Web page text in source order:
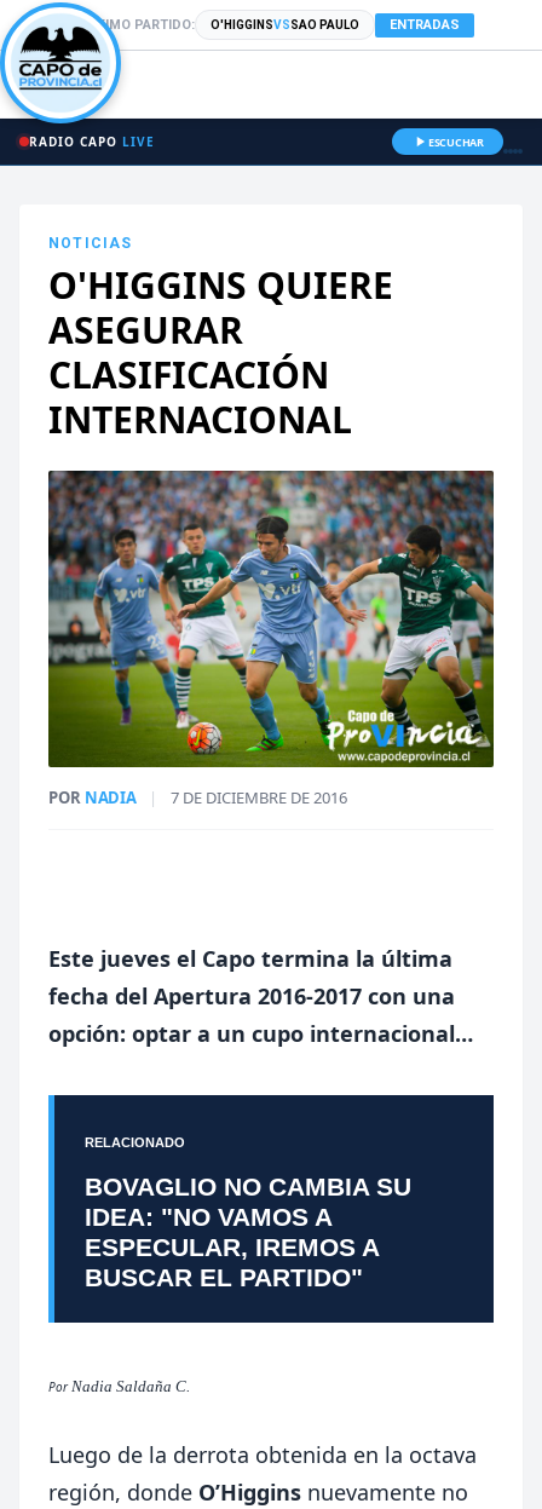
PRÓXIMO PARTIDO: O'HIGGINSVSSAO PAULO ENTRADAS
RADIO CAPO LIVE ESCUCHAR
NOTICIAS
O'HIGGINS QUIERE
ASEGURAR
CLASIFICACIÓN
INTERNACIONAL
POR NADIA | 7 DE DICIEMBRE DE 2016
Este jueves el Capo termina la última
fecha del Apertura 2016-2017 con una
opción: optar a un cupo internacional…
RELACIONADO
BOVAGLIO NO CAMBIA SU
IDEA: "NO VAMOS A
ESPECULAR, IREMOS A
BUSCAR EL PARTIDO"
PorNadia Saldaña C.
Luego de la derrota obtenida en la octava
región, donde O’Higgins nuevamente no